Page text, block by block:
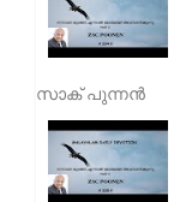
സാക് പുന്നൻ